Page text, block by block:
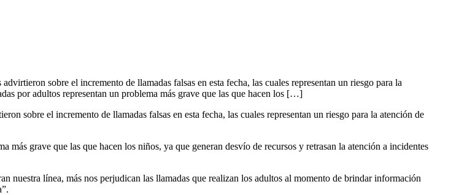
sobre el incremento de llamadas falsas en esta fecha, las cuales representan un riesgo para la
por adultos representan un problema más grave que las que hacen los […]
sobre el incremento de llamadas falsas en esta fecha, las cuales representan un riesgo para la atención de
más grave que las que hacen los niños, ya que generan desvío de recursos y retrasan la atención a incidentes
nuestra línea, más nos perjudican las llamadas que realizan los adultos al momento de brindar información